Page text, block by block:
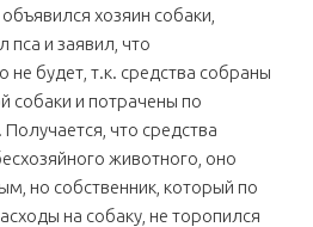
хозяин собаки,
пса и заявил, что
не будет, т.к. средства собраны
собаки и потрачены по
что средства
животного, оно
но собственник, который по
на собаку, не торопился